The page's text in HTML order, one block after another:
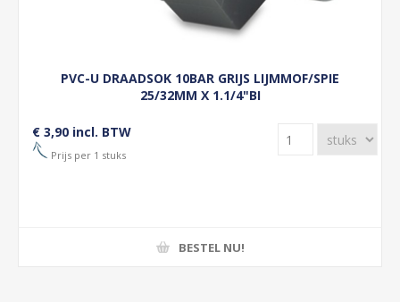
PVC-U DRAADSOK 10BAR GRIJS LIJMMOF/SPIE
25/32MM X 1.1/4"BI
€ 3,90 incl. BTW
Prijs per 1 stuks
BESTEL NU!